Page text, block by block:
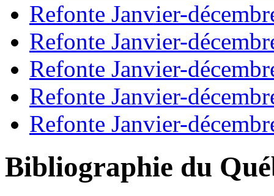
Refonte Janvier-
Refonte Janvier-
Refonte Janvier-
Refonte Janvier-
Refonte Janvier-
Bibliographie du